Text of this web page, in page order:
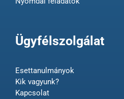
Ügyfélszolgálat
Esettanulmányok
Kik vagyunk?
Kapcsolat